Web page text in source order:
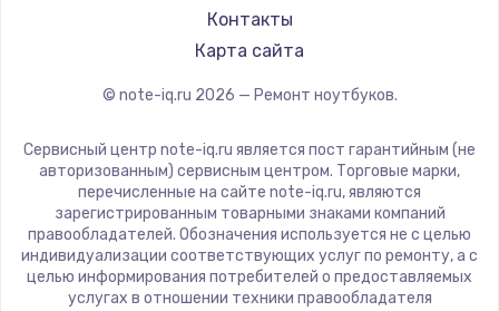
LG
Panasonic
ZTE
Hiper
Evga
Google
Echips
Контакты
Карта сайта
© note-iq.ru 2026 — Ремонт ноутбуков.
Сервисный центр note-iq.ru является пост гарантийным (не
авторизованным) сервисным центром. Торговые марки,
перечисленные на сайте note-iq.ru, являются
зарегистрированным товарными знаками компаний
правообладателей. Обозначения используется не с целью
индивидуализации соответствующих услуг по ремонту, а с
целью информирования потребителей о предоставляемых
услугах в отношении техники правообладателя